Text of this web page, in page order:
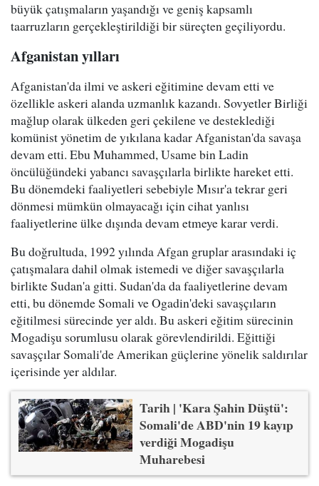
büyük çatışmaların yaşandığı ve geniş kapsamlı
taarruzların gerçekleştirildiği bir süreçten geçiliyordu.
Afganistan yılları
Afganistan'da ilmi ve askeri eğitimine devam etti ve
özellikle askeri alanda uzmanlık kazandı. Sovyetler Birliği
mağlup olarak ülkeden geri çekilene ve desteklediği
komünist yönetim de yıkılana kadar Afganistan'da savaşa
devam etti. Ebu Muhammed, Usame bin Ladin
öncülüğündeki yabancı savaşçılarla birlikte hareket etti.
Bu dönemdeki faaliyetleri sebebiyle Mısır'a tekrar geri
dönmesi mümkün olmayacağı için cihat yanlısı
faaliyetlerine ülke dışında devam etmeye karar verdi.
Bu doğrultuda, 1992 yılında Afgan gruplar arasındaki iç
çatışmalara dahil olmak istemedi ve diğer savaşçılarla
birlikte Sudan'a gitti. Sudan'da da faaliyetlerine devam
etti, bu dönemde Somali ve Ogadin'deki savaşçıların
eğitilmesi sürecinde yer aldı. Bu askeri eğitim sürecinin
Mogadişu sorumlusu olarak görevlendirildi. Eğittiği
savaşçılar Somali'de Amerikan güçlerine yönelik saldırılar
içerisinde yer aldılar.
Tarih | 'Kara Şahin Düştü':
Somali'de ABD'nin 19 kayıp
verdiği Mogadişu
Muharebesi